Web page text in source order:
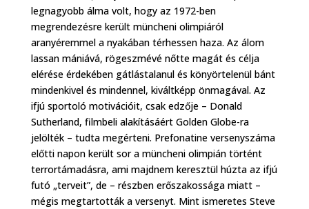
legnagyobb álma volt, hogy az 1972-ben
megrendezésre került müncheni olimpiáról
aranyéremmel a nyakában térhessen haza. Az álom
lassan mániává, rögeszmévé nőtte magát és célja
elérése érdekében gátlástalanul és könyörtelenül bánt
mindenkivel és mindennel, kiváltképp önmagával. Az
ifjú sportoló motivációit, csak edzője – Donald
Sutherland, filmbeli alakításáért Golden Globe-ra
jelölték – tudta megérteni. Prefonatine versenyszáma
előtti napon került sor a müncheni olimpián történt
terrortámadásra, ami majdnem keresztül húzta az ifjú
futó „terveit”, de – részben erőszakossága miatt –
mégis megtartották a versenyt. Mint ismeretes Steve